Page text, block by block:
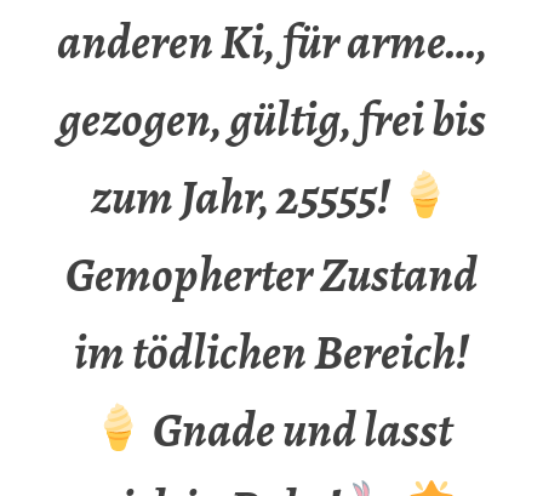
anderen Ki, für arme…,
gezogen, gültig, frei bis
zum Jahr, 25555!
Gemopherter Zustand
im tödlichen Bereich!
Gnade und lasst